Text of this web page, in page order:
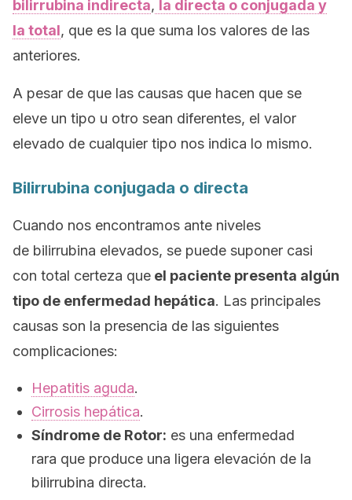
bilirrubina indirecta, la directa o conjugada y
la total, que es la que suma los valores de las
anteriores.
A pesar de que las causas que hacen que se
eleve un tipo u otro sean diferentes, el valor
elevado de cualquier tipo nos indica lo mismo.
Bilirrubina conjugada o directa
Cuando nos encontramos ante niveles
de bilirrubina elevados, se puede suponer casi
con total certeza que el paciente presenta algún
tipo de enfermedad hepática. Las principales
causas son la presencia de las siguientes
complicaciones:
Hepatitis aguda.
Cirrosis hepática.
Síndrome de Rotor: es una enfermedad
rara que produce una ligera elevación de la
bilirrubina directa.